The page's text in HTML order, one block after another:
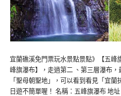
宜蘭礁溪免門票玩水景點景點》【五峰
峰旗瀑布】，走過第二 、第三層瀑布
「聖母朝聖地」，可以看到看見「宜
日遊不簡單喔！ 名稱：五峰旗瀑布 地